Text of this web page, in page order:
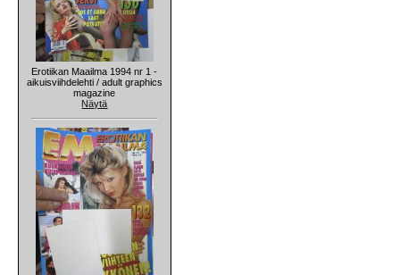
Erotiikan Maailma 1994 nr 1 -
aikuisviihdelehti / adult graphics
magazine
Näytä